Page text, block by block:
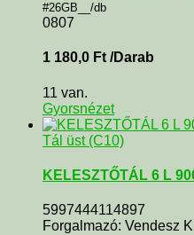
#26GB__/db
0807
1 180,0 Ft /Darab
11 van.
Gyorsnézet
Tál üst (C10)
KELESZTŐTÁL 6 L
5997444114897
Forgalmazó: Vendesz